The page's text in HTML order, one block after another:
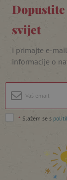
Dopustite
svijet
i primajte e-
informacije o
* Slažem se s